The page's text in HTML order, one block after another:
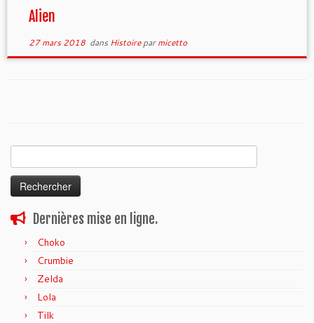
Alien
27 mars 2018dans Histoireparmicetto
Dernières mise en ligne.
Choko
Crumbie
Zelda
Lola
Tilk